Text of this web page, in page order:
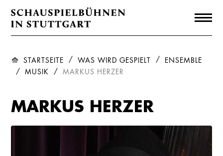
STARTSEITE WAS WIRD GESPIELT
ENSEMBLE
MUSIK
MARKUS HERZER
MARKUS HERZER